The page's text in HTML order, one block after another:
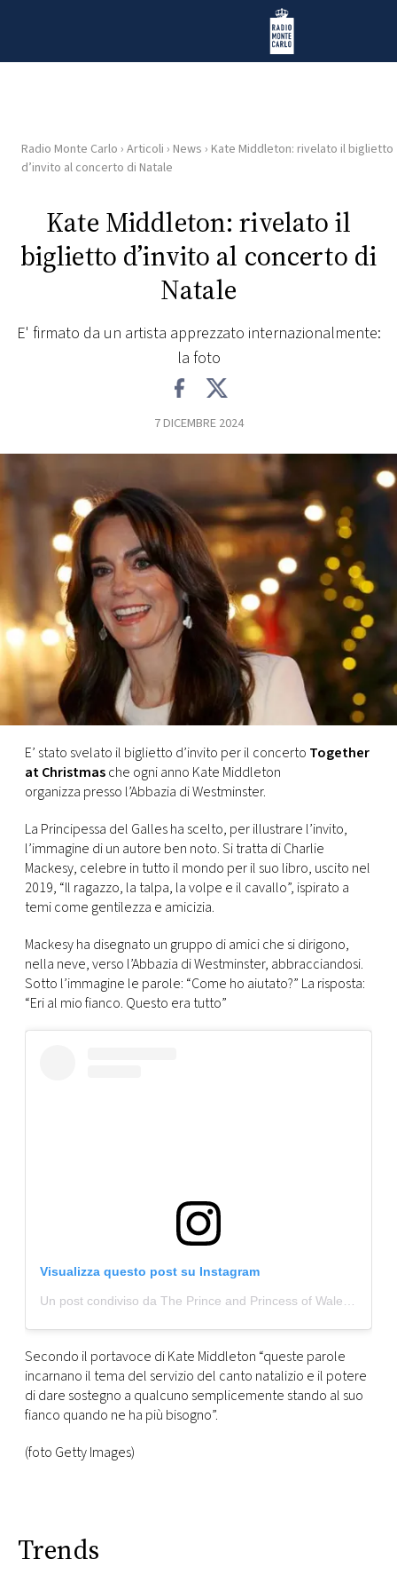
Radio Monte Carlo
HOME
RADIO
WEB
RADIO
PLAYLIST
CONCORSI
EVENTI
VIDEO
TV
PRINCIPATO
DI
MONACO
RMC
CONSIGLIA
Radio Monte Carlo › Articoli › News › Kate Middleton: rivelato il biglietto
d’invito al concerto di Natale
Kate Middleton: rivelato il
biglietto d’invito al concerto di
Natale
E' firmato da un artista apprezzato internazionalmente:
la foto
7 DICEMBRE 2024
E’ stato svelato il biglietto d’invito per il concerto Together
at Christmasche ogni anno Kate Middleton
organizza presso l’Abbazia di Westminster.
La Principessa del Galles ha scelto, per illustrare l’invito,
l’immagine di un autore ben noto. Si tratta di Charlie
Mackesy, celebre in tutto il mondo per il suo libro, uscito nel
2019, “Il ragazzo, la talpa, la volpe e il cavallo”, ispirato a
temi come gentilezza e amicizia.
Mackesy ha disegnato un gruppo di amici che si dirigono,
nella neve, verso l’Abbazia di Westminster, abbracciandosi.
Sotto l’immagine le parole: “Come ho aiutato?” La risposta:
“Eri al mio fianco. Questo era tutto”
Visualizza questo post su Instagram
Un post condiviso da The Prince and Princess of Wales (@princeandprincessofwales)
Secondo il portavoce di Kate Middleton “queste parole
incarnano il tema del servizio del canto natalizio e il potere
di dare sostegno a qualcuno semplicemente stando al suo
fianco quando ne ha più bisogno”.
(foto Getty Images)
Trends